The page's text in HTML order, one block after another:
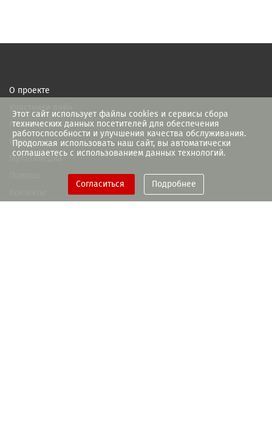
Этот сайт использует файлы cookies и сервисы сбора
технических данных посетителей для обеспечения
работоспособности и улучшения качества обслуживания.
Продолжая использовать наш сайт, вы автоматически
соглашаетесь с использованием данных технологий.
Согласиться Подробнее
О проекте
Новости
Книги
Мультимедиа